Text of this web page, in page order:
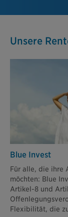
Unsere
Blue Invest
Für alle, die ihre
möchten: Blue
Artikel-8 und
Flexibilität, die